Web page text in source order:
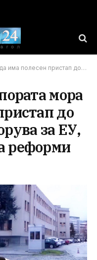
СДС зборува за ЕУ, но не поддржува реформи
мора
до
за ЕУ,
реформи